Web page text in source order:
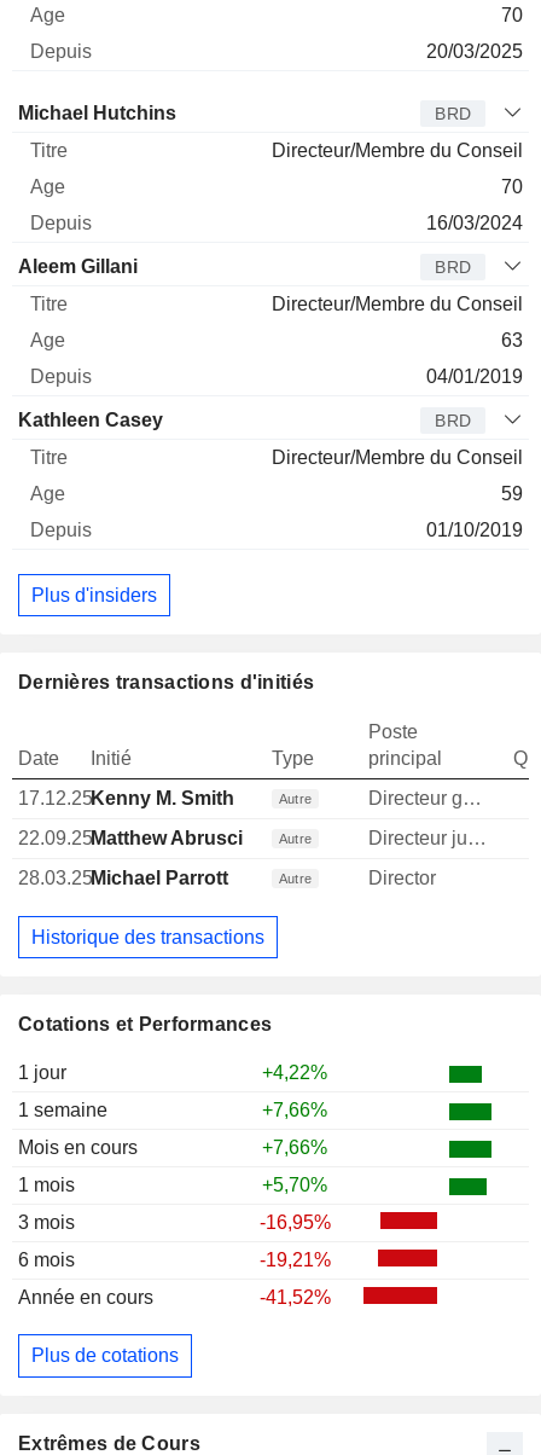
Cotations et Performances
1 jour
+4,22%
1 semaine
+7,66%
Mois en cours
+7,66%
1 mois
+5,70%
3 mois
-16,95%
6 mois
-19,21%
Année en cours
-41,52%
Plus de cotations
Extrêmes de Cours
70
20/03/2025
Administrateur Titre
Michael Hutchins BRD
Directeur/Membre du Conseil
70
16/03/2024
Aleem Gillani BRD
Directeur/Membre du Conseil
63
04/01/2019
Kathleen Casey BRD
Directeur/Membre du Conseil
59
01/10/2019
Plus d'insiders
Dernières transactions d'initiés
Date Initié Type
Poste
principal
17.12.25Kenny M. Smith Autre
Directeur general
22.09.25Matthew Abrusci Autre
Directeur juridique
28.03.25Michael Parrott Autre Director
Historique des transactions